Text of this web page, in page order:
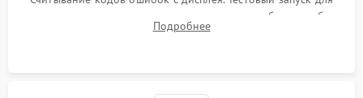
выявления посторонних шумов, протечек или сбоев в работе
электронного модуля управления.
Подробнее